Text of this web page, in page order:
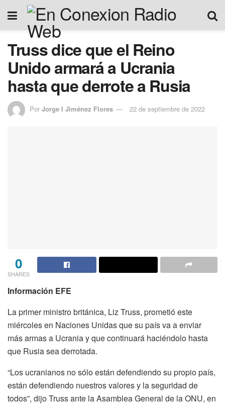
Truss dice que el Reino
Unido armará a Ucrania
hasta que derrote a Rusia
Por Jorge I Jiménez Flores 22 de septiembre de 2022
0
SHARES
Información EFE
La primer ministro británica, Liz Truss, prometió este
miércoles en Naciones Unidas que su país va a enviar
más armas a Ucrania y que continuará haciéndolo hasta
que Rusia sea derrotada.
“Los ucranianos no sólo están defendiendo su propio país,
están defendiendo nuestros valores y la seguridad de
todos”, dijo Truss ante la Asamblea General de la ONU, en